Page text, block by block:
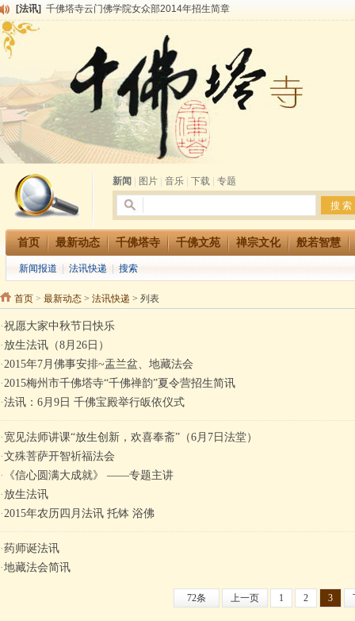
[法讯]
千佛塔寺兴建佛学院综合大楼缘起
[法讯]
千佛塔寺阅藏堂周末阅藏报名通知
清明节祭祖报恩地藏法会
[法讯]
本寺方丈上明下慧尼和尚开讲《六祖坛经》
[法讯] 2015-3-26师父于法堂对大众的开示
[法讯]
广东千佛塔寺云门佛学院女众部 2016年招生简章
[法讯]
恭请海涛法师莅临千佛塔寺弘法
[法讯] 2014年七月大法会 祈福息灾地藏七 冥阳两利普渡群蒙盂兰盆
新闻 图片 音乐 下载 专题
首页 最新动态 千佛塔寺 千佛文苑 禅宗文化 般若智慧
新闻报道 法讯快递 搜索
首页 > 最新动态 > 法讯快递 > 列表
·祝愿大家中秋节日快乐
· 放生法讯（8月26日）
·2015年7月佛事安排~盂兰盆、地藏法会
·2015梅州市千佛塔寺“千佛禅韵”夏令营招生简讯
·法讯：6月9日 千佛宝殿举行皈依仪式
· ​宽见法师讲课“放生创新，欢喜奉斋”（6月7日法堂）
·文殊菩萨开智祈福法会
·
《信心圆满大成就》 ——专题主讲
· 放生法讯
·2015年农历四月法讯 托钵 浴佛
·药师诞法讯
·地藏法会简讯
72条 上一页 1 2 3